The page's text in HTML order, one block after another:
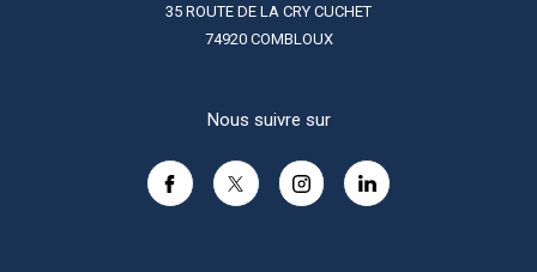
35 ROUTE DE LA CRY CUCHET
74920
COMBLOUX
Nous suivre sur